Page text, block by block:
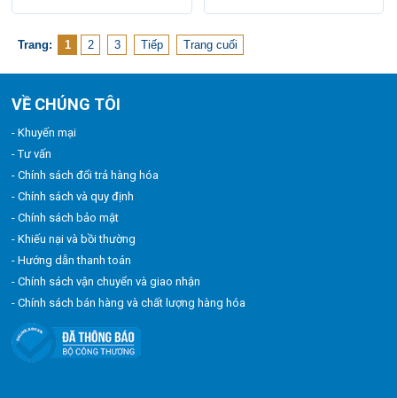
Trang: 1 2 3 Tiếp Trang cuối
VỀ CHÚNG TÔI
- Khuyến mại
- Tư vấn
- Chính sách đổi trả hàng hóa
- Chính sách và quy định
- Chính sách bảo mật
- Khiếu nại và bồi thường
- Hướng dẫn thanh toán
- Chính sách vận chuyển và giao nhận
- Chính sách bán hàng và chất lượng hàng hóa